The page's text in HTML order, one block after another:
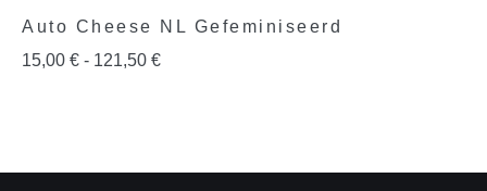
Auto Cheese NL Gefeminiseerd
15,00 € - 121,50 €